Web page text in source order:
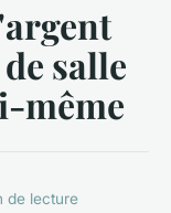
salle
même
de lecture